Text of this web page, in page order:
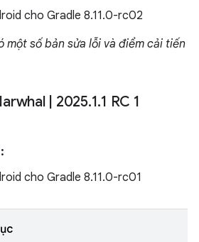
cho Gradle 8.11.0-rc02
một số bản sửa lỗi và điểm cải tiến
2025.1.1 RC 1
cho Gradle 8.11.0-rc01